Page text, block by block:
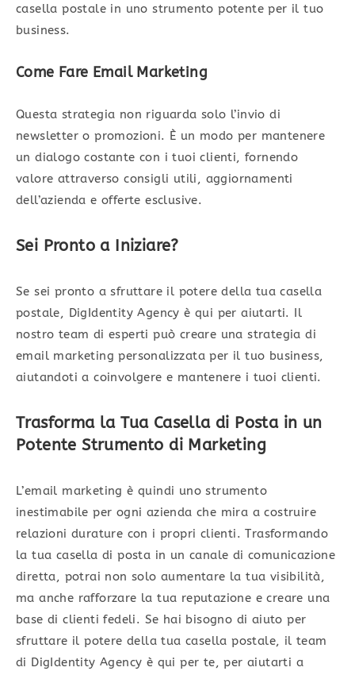
casella postale in uno strumento potente per il tuo
business.
Come Fare Email Marketing
Questa strategia non riguarda solo l’invio di
newsletter o promozioni. È un modo per mantenere
un dialogo costante con i tuoi clienti, fornendo
valore attraverso consigli utili, aggiornamenti
dell’azienda e offerte esclusive.
Sei Pronto a Iniziare?
Se sei pronto a sfruttare il potere della tua casella
postale, DigIdentity Agency è qui per aiutarti. Il
nostro team di esperti può creare una strategia di
email marketing personalizzata per il tuo business,
aiutandoti a coinvolgere e mantenere i tuoi clienti.
Trasforma la Tua Casella di Posta in un
Potente Strumento di Marketing
L’email marketing è quindi uno strumento
inestimabile per ogni azienda che mira a costruire
relazioni durature con i propri clienti. Trasformando
la tua casella di posta in un canale di comunicazione
diretta, potrai non solo aumentare la tua visibilità,
ma anche rafforzare la tua reputazione e creare una
base di clienti fedeli. Se hai bisogno di aiuto per
sfruttare il potere della tua casella postale, il team
di DigIdentity Agency è qui per te, per aiutarti a